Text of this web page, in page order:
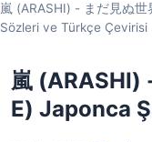
嵐 (ARASHI) - まだ見ぬ
Sözleri ve Türkçe Çevirisi
嵐 (ARASHI)
E) Japonca